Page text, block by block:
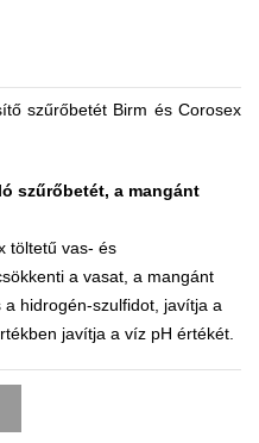
szűrőbetét Birm és Corosex
szűrőbetét, a mangánt
töltetű vas- és
a vasat, a mangánt
hidrogén-szulfidot, javítja a
javítja a víz pH értékét.